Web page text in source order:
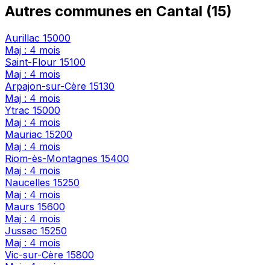
Autres communes en Cantal (15)
Aurillac 15000
Maj : 4 mois
Saint-Flour 15100
Maj : 4 mois
Arpajon-sur-Cère 15130
Maj : 4 mois
Ytrac 15000
Maj : 4 mois
Mauriac 15200
Maj : 4 mois
Riom-ès-Montagnes 15400
Maj : 4 mois
Naucelles 15250
Maj : 4 mois
Maurs 15600
Maj : 4 mois
Jussac 15250
Maj : 4 mois
Vic-sur-Cère 15800